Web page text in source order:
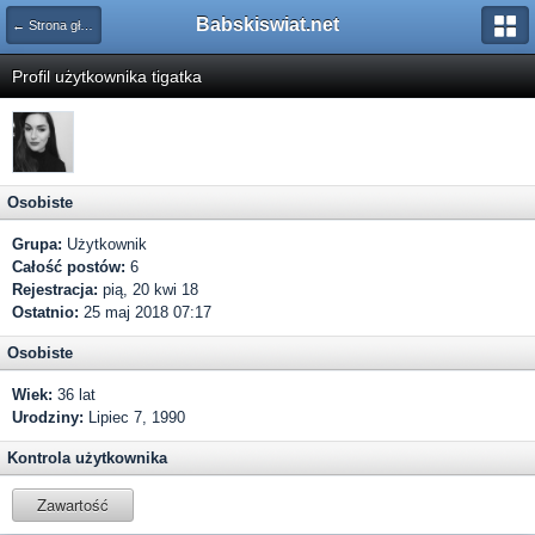
← Strona główna Babskiswiat.net
Profil użytkownika tigatka
Osobiste
Grupa: Użytkownik
Całość postów: 6
Rejestracja: pią, 20 kwi 18
Ostatnio: 25 maj 2018 07:17
Osobiste
Wiek: 36 lat
Urodziny: Lipiec 7, 1990
Kontrola użytkownika
Zawartość